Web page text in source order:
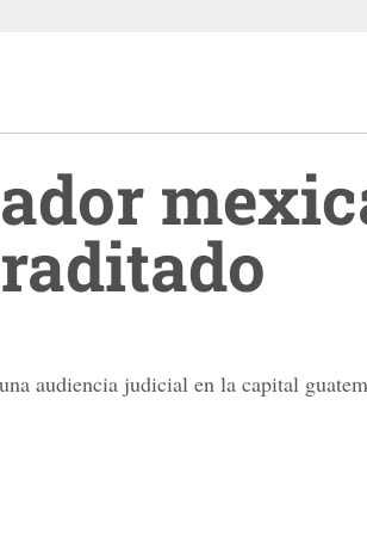
audiencia judicial en la capital